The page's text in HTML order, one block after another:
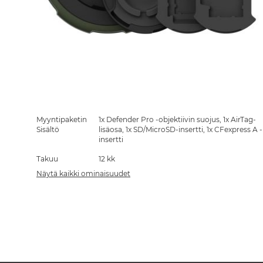
the
beginning
images
gallery
Myyntipaketin
Sisältö
1x Defender Pro -objektiivin suojus, 1x AirTag-
lisäosa, 1x SD/MicroSD-insertti, 1x CFexpress A -
insertti
Takuu
12 kk
Näytä kaikki ominaisuudet